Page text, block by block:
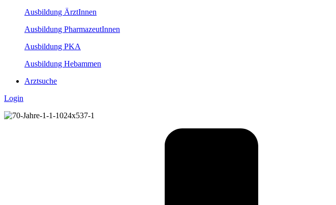
Ausbildung ÄrztInnen
Ausbildung PharmazeutInnen
Ausbildung PKA
Ausbildung Hebammen
Arztsuche
Login